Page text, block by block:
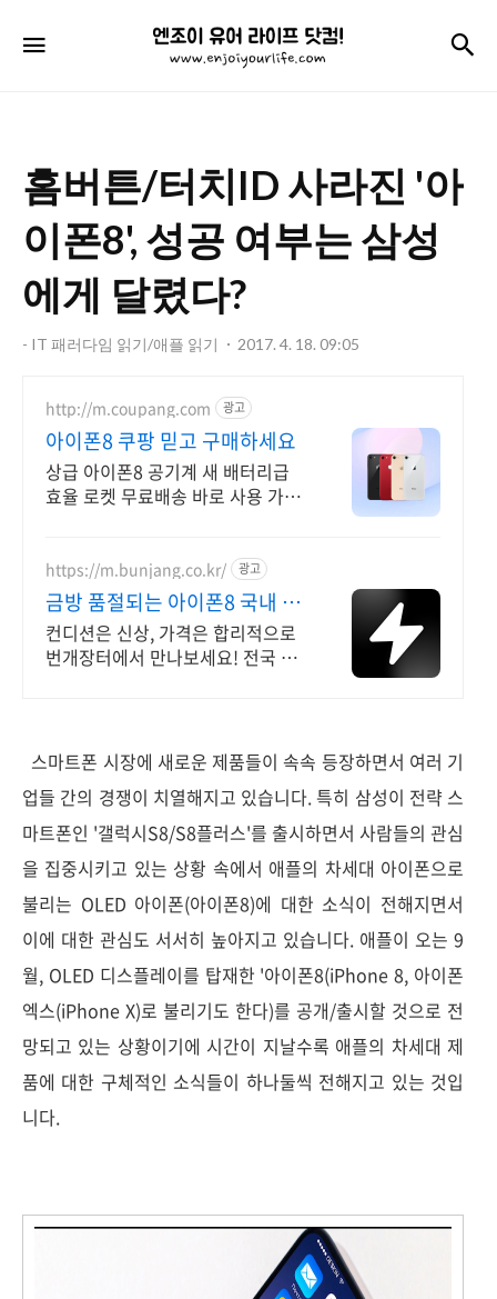
엔
조
어
라
이
닷
홈버튼/터치ID 사라진 '아
이폰8', 성공 여부는 삼성
에게 달렸다?
- IT 패러다임 읽기/애플 읽기 2017. 4. 18. 09:05
http://m.coupang.com 광고
아이폰8 쿠팡 믿고 구매하세요
상급 아이폰8 공기계 새 배터리급
효율 로켓 무료배송 바로 사용 가능
https://m.bunjang.co.kr/ 광고
금방 품절되는 아이폰8 국내 최
대 브랜드 중고거래
컨디션은 신상, 가격은 합리적으로
번개장터에서 만나보세요! 전국 각
스마트폰 시장에 새로운 제품들이 속속 등장하면서 여러 기
업들 간의 경쟁이 치열해지고 있습니다. 특히 삼성이 전략 스
마트폰인 '갤럭시S8/S8플러스'를 출시하면서 사람들의 관심
을 집중시키고 있는 상황 속에서 애플의 차세대 아이폰으로
불리는 OLED 아이폰(아이폰8)에 대한 소식이 전해지면서
이에 대한 관심도 서서히 높아지고 있습니다. 애플이 오는 9
월, OLED 디스플레이를 탑재한 '아이폰8(iPhone 8, 아이폰
엑스(iPhone X)로 불리기도 한다)를 공개/출시할 것으로 전
망되고 있는 상황이기에 시간이 지날수록 애플의 차세대 제
품에 대한 구체적인 소식들이 하나둘씩 전해지고 있는 것입
니다.